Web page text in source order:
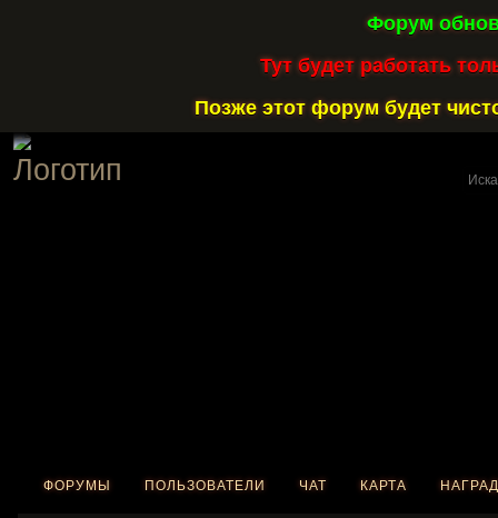
Форум
Тут будет работать
Позже этот форум будет
ФОРУМЫ ПОЛЬЗОВАТЕЛИ ЧАТ КАРТА